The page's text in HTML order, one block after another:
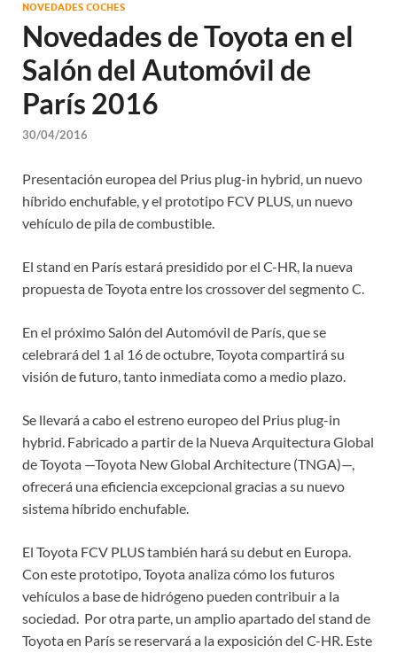
NOVEDADES COCHES
Novedades de Toyota en el
Salón del Automóvil de
París 2016
30/04/2016
Presentación europea del Prius plug-in hybrid, un nuevo
híbrido enchufable, y el prototipo FCV PLUS, un nuevo
vehículo de pila de combustible.
El stand en París estará presidido por el C-HR, la nueva
propuesta de Toyota entre los crossover del segmento C.
En el próximo Salón del Automóvil de París, que se
celebrará del 1 al 16 de octubre, Toyota compartirá su
visión de futuro, tanto inmediata como a medio plazo.
Se llevará a cabo el estreno europeo del Prius plug-in
hybrid. Fabricado a partir de la Nueva Arquitectura Global
de Toyota —Toyota New Global Architecture (TNGA)—,
ofrecerá una eficiencia excepcional gracias a su nuevo
sistema híbrido enchufable.
El Toyota FCV PLUS también hará su debut en Europa.
Con este prototipo, Toyota analiza cómo los futuros
vehículos a base de hidrógeno pueden contribuir a la
sociedad. Por otra parte, un amplio apartado del stand de
Toyota en París se reservará a la exposición del C-HR. Este